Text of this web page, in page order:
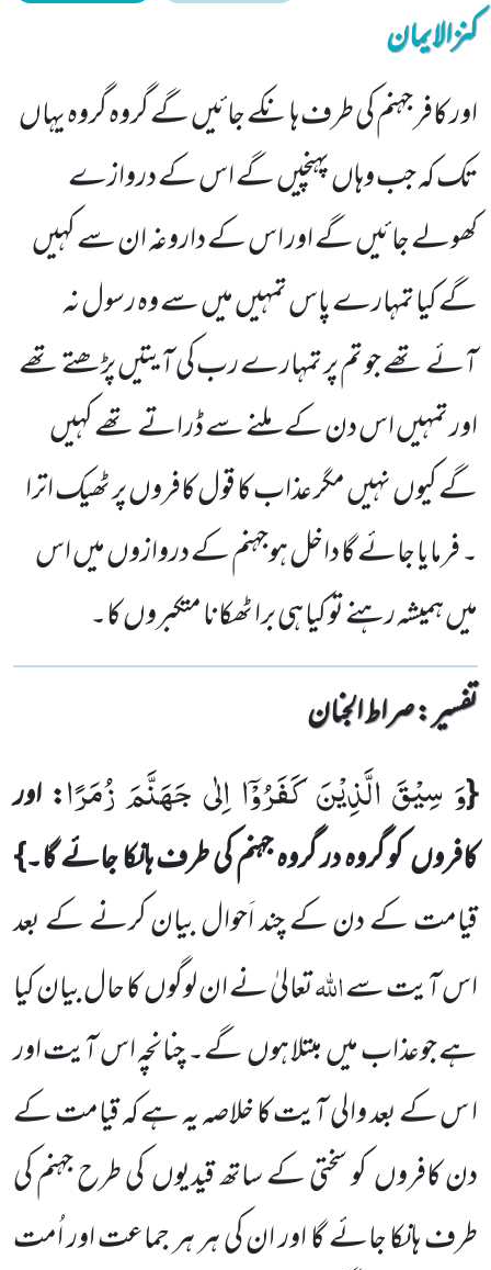
کنزالایمان
اور کافر جہنم کی طرف ہانکے جائیں گے گروہ گروہ یہاں
تک کہ جب وہاں پہنچیں گے اس کے دروازے
کھولے جائیں گے اور اس کے داروغہ ان سے کہیں
گے کیا تمہارے پاس تمہیں میں سے وہ رسول نہ
آئے تھے جو تم پر تمہارے رب کی آیتیں پڑھتے تھے
اور تمہیں اس دن کے ملنے سے ڈراتے تھے کہیں
گے کیوں نہیں مگر عذاب کا قول کافروں پر ٹھیک اترا
۔ فرمایا جائے گا داخل ہوجہنم کے دروازوں میں اس
میں ہمیشہ رہنے تو کیا ہی برا ٹھکانا متکبروں کا۔
تفسیر : ‎صراط الجنان
{وَ سِیْقَ الَّذِیْنَ كَفَرُوْۤا اِلٰى جَهَنَّمَ زُمَرًا: اور
کافروں کو گروہ در گروہ جہنم کی طرف ہانکا جائے گا۔}
قیامت کے دن کے چند اَحوال بیان کرنے کے بعد
اس آیت سےاللہتعالیٰ نے ان لوگوں کا حال بیان کیا
ہے جوعذاب میں مبتلا ہوں گے۔ چنانچہ اس آیت اور
ا س کے بعد والی آیت کا خلاصہ یہ ہے کہ قیامت کے
دن کافروں کو سختی کے ساتھ قیدیوں کی طرح جہنم کی
طرف ہانکا جائے گا اور ان کی ہر ہر جماعت اور اُمت